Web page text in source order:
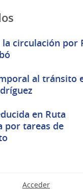
circulación por
al tránsito
en Ruta
por tareas de
Acceder